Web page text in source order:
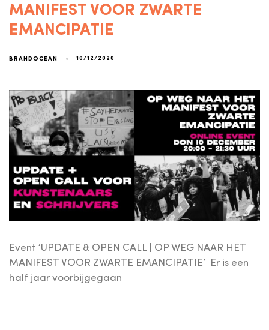
MANIFEST VOOR ZWARTE
EMANCIPATIE
BRANDOCEAN 10/12/2020
Event ‘UPDATE & OPEN CALL | OP WEG NAAR HET
MANIFEST VOOR ZWARTE EMANCIPATIE’ Er is een
half jaar voorbijgegaan